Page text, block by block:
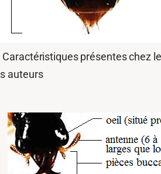
Caractéristiques présentes chez
auteurs